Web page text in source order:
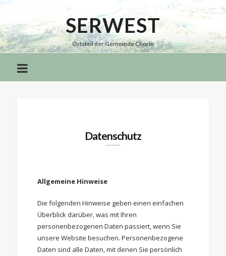
Serwest
SERWEST
Ortsteil der Gemeinde Chorin
Datenschutz
Allgemeine Hinweise
Die folgenden Hinweise geben einen einfachen
Überblick darüber, was mit Ihren
personenbezogenen Daten passiert, wenn Sie
unsere Website besuchen. Personenbezogene
Daten sind alle Daten, mit denen Sie persönlich